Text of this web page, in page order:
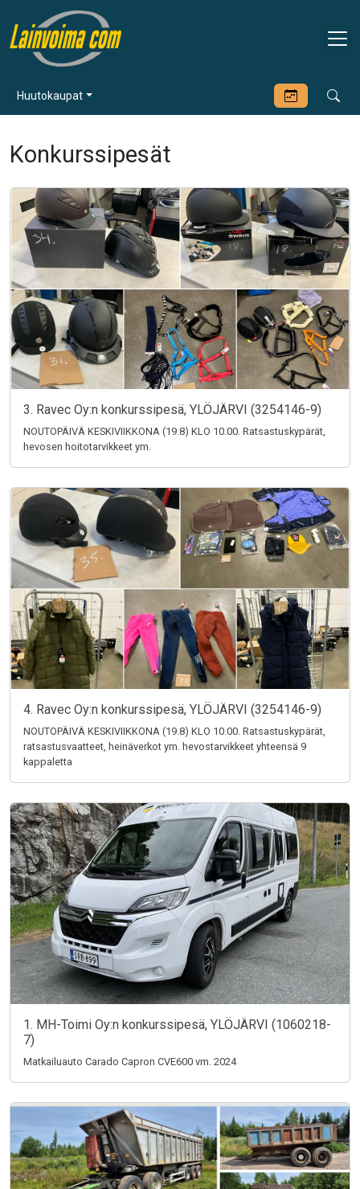
Huutokaupat
Konkurssipesät
3. Ravec Oy:n konkurssipesä, YLÖJÄRVI (3254146-9)
NOUTOPÄIVÄ KESKIVIIKKONA (19.8) KLO 10.00. Ratsastuskypärät,
hevosen hoitotarvikkeet ym.
4. Ravec Oy:n konkurssipesä, YLÖJÄRVI (3254146-9)
NOUTOPÄIVÄ KESKIVIIKKONA (19.8) KLO 10.00. Ratsastuskypärät,
ratsastusvaatteet, heinäverkot ym. hevostarvikkeet yhteensä 9
kappaletta
1. MH-Toimi Oy:n konkurssipesä, YLÖJÄRVI (1060218-
7)
Matkailuauto Carado Capron CVE600 vm. 2024